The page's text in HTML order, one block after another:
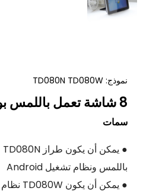
نموذج: TD080N TD080W
8 شاشة تعمل باللمس بوصة
سمات
باللمس ونظام تشغيل Android